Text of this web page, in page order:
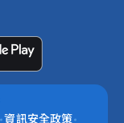
資訊安全政策